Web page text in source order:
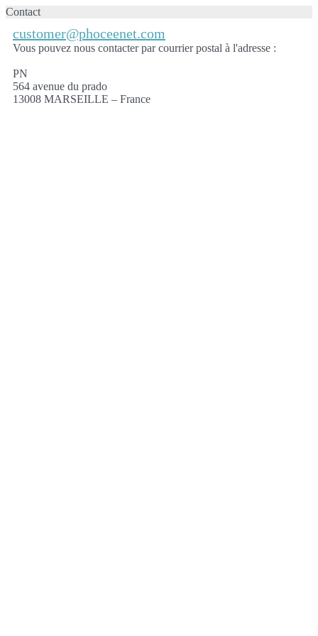
Contact
customer@phoceenet.com
Vous pouvez nous contacter par courrier postal à l'adresse :
PN
564 avenue du prado
13008 MARSEILLE – France